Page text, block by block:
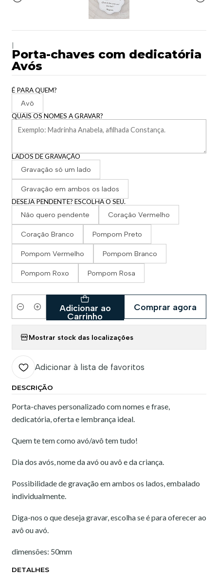
Porta-chaves com dedicatória
Avós
É PARA QUEM?
Avô
QUAIS OS NOMES A GRAVAR?
LADOS DE GRAVAÇÃO
Gravação só um lado
Gravação em ambos os lados
DESEJA PENDENTE? ESCOLHA O SEU.
Não quero pendente Coração Vermelho
Coração Branco Pompom Preto
Pompom Vermelho Pompom Branco
Pompom Roxo Pompom Rosa
Quantidade
Adicionar ao
Carrinho
Comprar agora
Mostrar stock das localizações
Adicionar à lista de favoritos
DESCRIÇÃO
Porta-chaves personalizado com nomes e frase,
dedicatória, oferta e lembrança ideal.
Quem te tem como avó/avô tem tudo!
Dia dos avós, nome da avó ou avô e da criança.
Possibilidade de gravação em ambos os lados, embalado
individualmente.
Diga-nos o que deseja gravar, escolha se é para oferecer ao
avô ou avó.
dimensões: 50mm
DETALHES